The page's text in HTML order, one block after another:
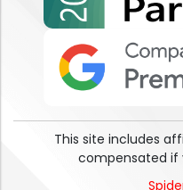
This site includes
compensated if